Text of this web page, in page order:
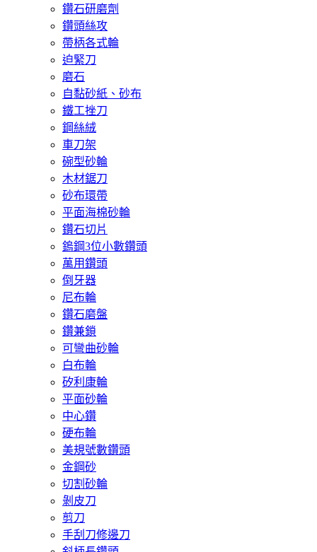
鑽石研磨劑
鑽頭絲攻
帶柄各式輪
迫緊刀
磨石
自黏砂紙、砂布
鐵工挫刀
鋼絲絨
車刀架
碗型砂輪
木材鋸刀
砂布環帶
平面海棉砂輪
鑽石切片
鎢鋼3位小數鑽頭
萬用鑽頭
倒牙器
尼布輪
鑽石磨盤
鑽兼鎖
可彎曲砂輪
白布輪
矽利康輪
平面砂輪
中心鑽
硬布輪
美規號數鑽頭
金鋼砂
切割砂輪
剝皮刀
剪刀
手刮刀修邊刀